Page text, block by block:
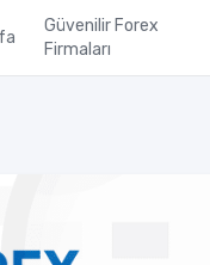
Güvenilir Forex
Firmaları